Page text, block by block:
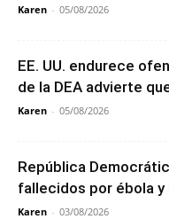
Karen - 05/08/2026
EE. UU. endurece
de la DEA advierte
Karen - 05/08/2026
República
fallecidos por ébola
Karen - 03/08/2026